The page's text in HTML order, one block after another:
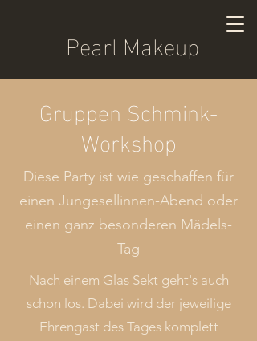
Pearl Makeup
Gruppen Schmink-
Workshop
Diese Party ist wie geschaffen für
einen Jungesellinnen-Abend oder
einen ganz besonderen Mädels-
Tag
Nach einem Glas Sekt geht's auch
schon los. Dabei wird der jeweilige
Ehrengast des Tages komplett